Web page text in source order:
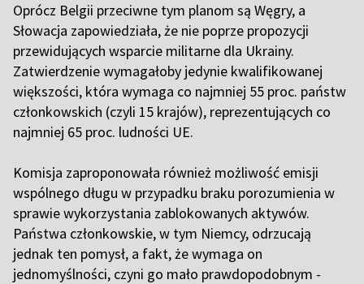
Oprócz Belgii przeciwne tym planom są Węgry, a
Słowacja zapowiedziała, że nie poprze propozycji
przewidujących wsparcie militarne dla Ukrainy.
Zatwierdzenie wymagałoby jedynie kwalifikowanej
większości, która wymaga co najmniej 55 proc. państw
członkowskich (czyli 15 krajów), reprezentujących co
najmniej 65 proc. ludności UE.
Komisja zaproponowała również możliwość emisji
wspólnego długu w przypadku braku porozumienia w
sprawie wykorzystania zablokowanych aktywów.
Państwa członkowskie, w tym Niemcy, odrzucają
jednak ten pomysł, a fakt, że wymaga on
jednomyślności, czyni go mało prawdopodobnym -